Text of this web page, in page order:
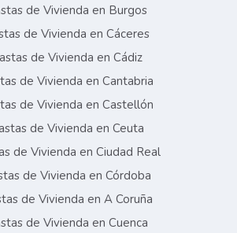
de Vivienda en Burgos
de Vivienda en Cáceres
de Vivienda en Cádiz
de Vivienda en Cantabria
de Vivienda en Castellón
de Vivienda en Ceuta
de Vivienda en Ciudad Real
de Vivienda en Córdoba
de Vivienda en A Coruña
de Vivienda en Cuenca